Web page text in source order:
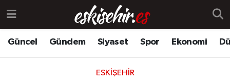
Güncel Gündem Siyaset Spor Ekonomi
ESKIŞEHIR